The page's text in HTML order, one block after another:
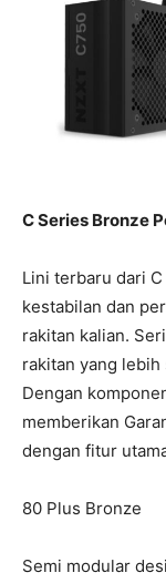
C Series Bronze
Lini terbaru dari
kestabilan dan
rakitan kalian.
rakitan yang
Dengan
memberikan
dengan fitur
80 Plus Bronze
Semi modular